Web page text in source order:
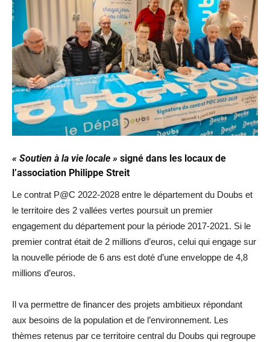
« Soutien à la vie locale » signé dans les locaux de
l’association Philippe Streit
Le contrat P@C 2022-2028 entre le département du Doubs et
le territoire des 2 vallées vertes poursuit un premier
engagement du département pour la période 2017-2021. Si le
premier contrat était de 2 millions d’euros, celui qui engage sur
la nouvelle période de 6 ans est doté d’une enveloppe de 4,8
millions d’euros.
Il va permettre de financer des projets ambitieux répondant
aux besoins de la population et de l’environnement. Les
thèmes retenus par ce territoire central du Doubs qui regroupe